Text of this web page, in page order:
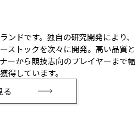
ンドです。独自の研究開発により、
ストックを次々に開発。高い品質と
ーから競技志向のプレイヤーまで幅
得しています。
る